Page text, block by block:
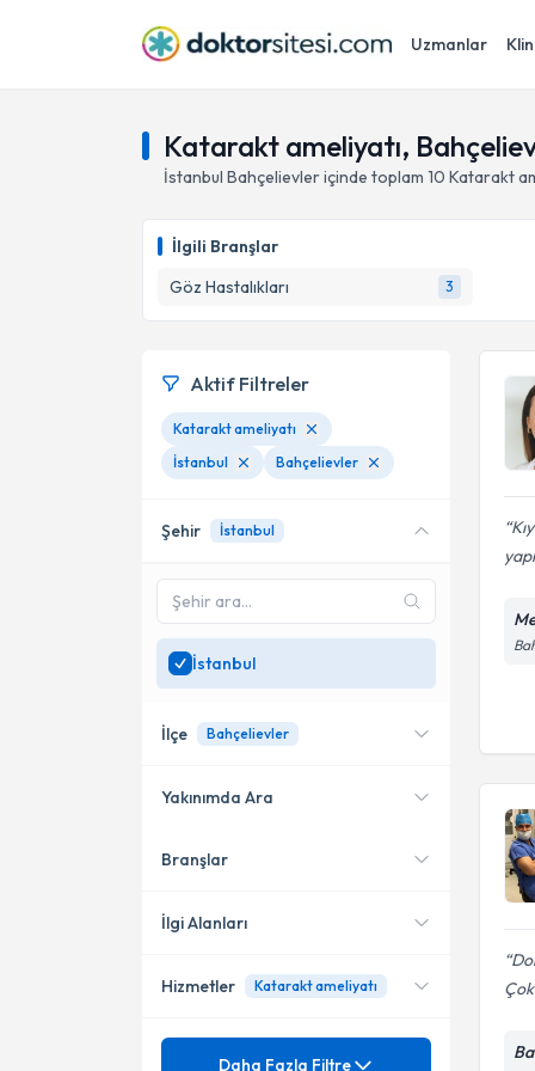
Uzmanlar
Katarakt ameliyatı,
İstanbul Bahçelievleriçinde toplam 10 Katarakt
İlgili Branşlar
Göz Hastalıkları
3
Aktif Filtreler
Katarakt ameliyatı
İstanbul
Bahçelievler
Şehir İstanbul
İstanbul
İlçe Bahçelievler
Kadıköy
Üsküdar
Yakınımda Ara
Konumuma yakın uzmanları
Branşlar
Göz Hastalıkları
İlgi Alanları
Retina
Hizmetler Katarakt ameliyatı
Mezuniyet
Daha Fazla Filtre